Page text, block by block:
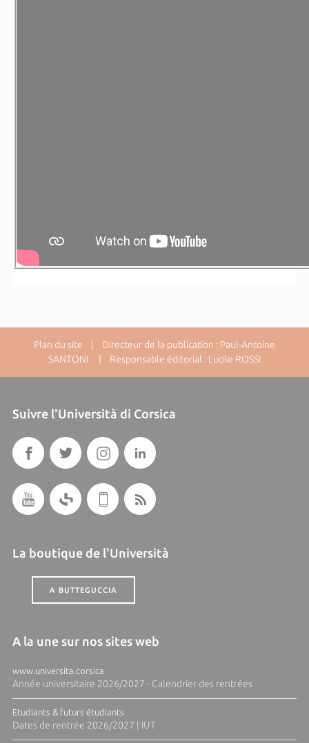
Plan du site | Directeur de la publication : Paul-Antoine
SANTONI | Responsable éditorial : Lucile ROSSI
Suivre l'Università di Corsica
La boutique de l'Università
A BUTTEGUCCIA
A la une sur nos sites web
www.universita.corsica
Année universitaire 2026/2027 - Calendrier des rentrées
Etudiants & futurs étudiants
Dates de rentrée 2026/2027 | IUT